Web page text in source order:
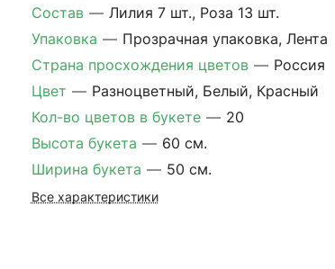
Состав — Лилия 7 шт., Роза 13 шт.
Упаковка — Прозрачная упаковка, Лента
Страна просхождения цветов — Россия
Цвет — Разноцветный, Белый, Красный
Кол-во цветов в букете — 20
Высота букета — 60 см.
Ширина букета — 50 см.
Все характеристики